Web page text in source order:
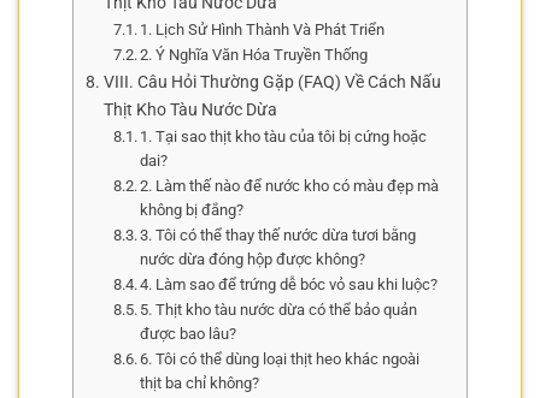
1. Lịch Sử Hình Thành Và Phát Triển
2. Ý Nghĩa Văn Hóa Truyền Thống
VIII. Câu Hỏi Thường Gặp (FAQ) Về Cách Nấu
Thịt Kho Tàu Nước Dừa
1. Tại sao thịt kho tàu của tôi bị cứng hoặc
dai?
2. Làm thế nào để nước kho có màu đẹp mà
không bị đắng?
3. Tôi có thể thay thế nước dừa tươi bằng
nước dừa đóng hộp được không?
4. Làm sao để trứng dễ bóc vỏ sau khi luộc?
5. Thịt kho tàu nước dừa có thể bảo quản
được bao lâu?
6. Tôi có thể dùng loại thịt heo khác ngoài
thịt ba chỉ không?